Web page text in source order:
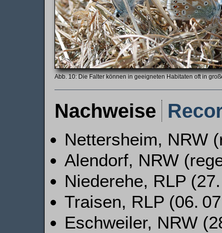
Die Falter können in geeigneten Habitaten oft in
Nachweise
Nettersheim, NRW
Alendorf, NRW
Niederehe, RLP
Traisen, RLP (06.
Eschweiler, NRW